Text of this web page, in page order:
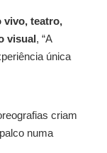
vivo, teatro,
visual, “A
única
criam
numa